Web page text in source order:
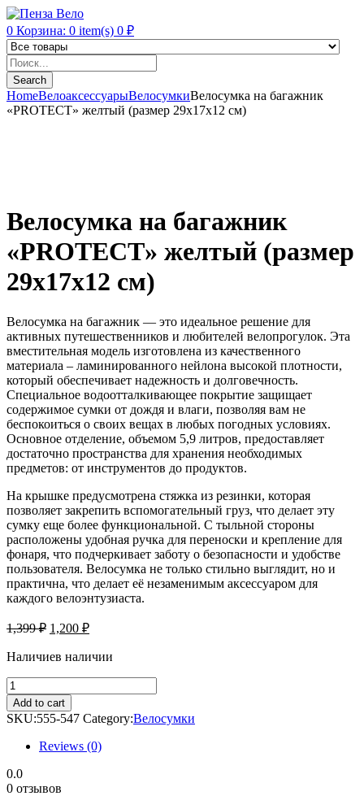
0 Корзина: 0 item(s) 0 ₽
Products
search
Search
HomeВелоаксессуарыВелосумкиВелосумка на багажник
«PROTECT» желтый (размер 29х17х12 см)
Велосумка на багажник
«PROTECT» желтый (размер
29х17х12 см)
Велосумка на багажник — это идеальное решение для
активных путешественников и любителей велопрогулок. Эта
вместительная модель изготовлена из качественного
материала – ламинированного нейлона высокой плотности,
который обеспечивает надежность и долговечность.
Специальное водоотталкивающее покрытие защищает
содержимое сумки от дождя и влаги, позволяя вам не
беспокоиться о своих вещах в любых погодных условиях.
Основное отделение, объемом 5,9 литров, предоставляет
достаточно пространства для хранения необходимых
предметов: от инструментов до продуктов.
На крышке предусмотрена стяжка из резинки, которая
позволяет закрепить вспомогательный груз, что делает эту
сумку еще более функциональной. С тыльной стороны
расположены удобная ручка для переноски и крепление для
фонаря, что подчеркивает заботу о безопасности и удобстве
пользователя. Велосумка не только стильно выглядит, но и
практична, что делает её незаменимым аксессуаром для
каждого велоэнтузиаста.
1,399₽ 1,200 ₽
Наличиев наличии
Велосумка
на
багажник
«PROTECT»
желтый
(размер
29х17х12
см)
Add to cart
SKU:555-547 Category:Велосумки
Reviews (0)
0.0
0 отзывов